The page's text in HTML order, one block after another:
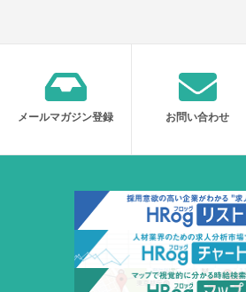
メールマガジン登録 お問い合わせ